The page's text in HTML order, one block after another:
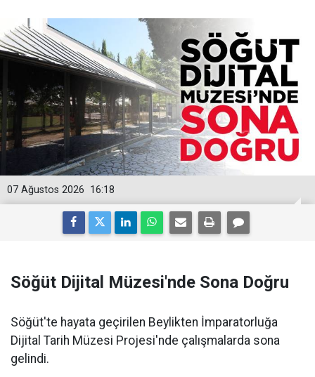
16:18
07 Ağustos 2026
Söğüt Dijital Müzesi'nde Sona Doğru
Söğüt'te hayata geçirilen Beylikten İmparatorluğa
Dijital Tarih Müzesi Projesi'nde çalışmalarda sona
gelindi.